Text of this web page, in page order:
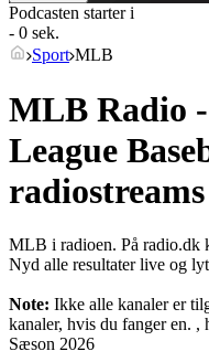
Podcasten starter i
- 0 sek.
Sport MLB
MLB Radio
League
MLB i radioen. På radio.dk
Nyd alle resultater live og
Note: Ikke alle kanaler er
kanaler, hvis du fanger en. ,
Sæson 2026